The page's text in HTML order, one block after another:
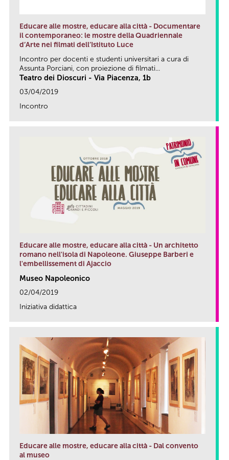
Educare alle mostre, educare alla città - Documentare
il contemporaneo: le mostre della Quadriennale
d’Arte nei filmati dell’Istituto Luce
Incontro per docenti e studenti universitari a cura di
Assunta Porciani, con proiezione di filmati...
Teatro dei Dioscuri - Via Piacenza, 1b
03/04/2019
Incontro
Educare alle mostre, educare alla città - Un architetto
romano nell'isola di Napoleone. Giuseppe Barberi e
l'embellissement di Ajaccio
Museo Napoleonico
02/04/2019
Iniziativa didattica
Educare alle mostre, educare alla città - Dal convento
al museo